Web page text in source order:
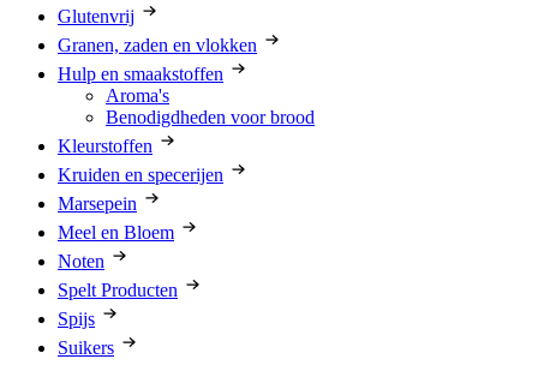
Glutenvrij
Granen, zaden en vlokken
Hulp en smaakstoffen
Aroma's
Benodigdheden voor brood
Kleurstoffen
Kruiden en specerijen
Marsepein
Meel en Bloem
Noten
Spelt Producten
Spijs
Suikers